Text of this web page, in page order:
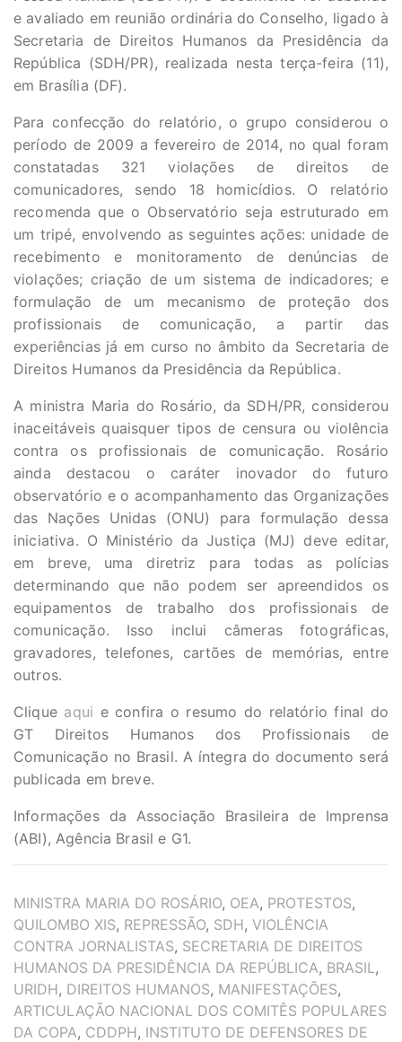
e avaliado em reunião ordinária do Conselho, ligado à
Secretaria de Direitos Humanos da Presidência da
República (SDH/PR), realizada nesta terça-feira (11),
em Brasília (DF).
Para confecção do relatório, o grupo considerou o
período de 2009 a fevereiro de 2014, no qual foram
constatadas 321 violações de direitos de
comunicadores, sendo 18 homicídios. O relatório
recomenda que o Observatório seja estruturado em
um tripé, envolvendo as seguintes ações: unidade de
recebimento e monitoramento de denúncias de
violações; criação de um sistema de indicadores; e
formulação de um mecanismo de proteção dos
profissionais de comunicação, a partir das
experiências já em curso no âmbito da Secretaria de
Direitos Humanos da Presidência da República.
A ministra Maria do Rosário, da SDH/PR, considerou
inaceitáveis quaisquer tipos de censura ou violência
contra os profissionais de comunicação. Rosário
ainda destacou o caráter inovador do futuro
observatório e o acompanhamento das Organizações
das Nações Unidas (ONU) para formulação dessa
iniciativa. O Ministério da Justiça (MJ) deve editar,
em breve, uma diretriz para todas as polícias
determinando que não podem ser apreendidos os
equipamentos de trabalho dos profissionais de
comunicação. Isso inclui câmeras fotográficas,
gravadores, telefones, cartões de memórias, entre
outros.
Clique aqui e confira o resumo do relatório final do
GT Direitos Humanos dos Profissionais de
Comunicação no Brasil. A íntegra do documento será
publicada em breve.
Informações da Associação Brasileira de Imprensa
(ABI), Agência Brasil e G1.
TAGS
MINISTRA MARIA DO ROSÁRIO, OEA, PROTESTOS,
QUILOMBO XIS, REPRESSÃO, SDH, VIOLÊNCIA
CONTRA JORNALISTAS, SECRETARIA DE DIREITOS
HUMANOS DA PRESIDÊNCIA DA REPÚBLICA, BRASIL,
URIDH, DIREITOS HUMANOS, MANIFESTAÇÕES,
ARTICULAÇÃO NACIONAL DOS COMITÊS POPULARES
DA COPA, CDDPH, INSTITUTO DE DEFENSORES DE